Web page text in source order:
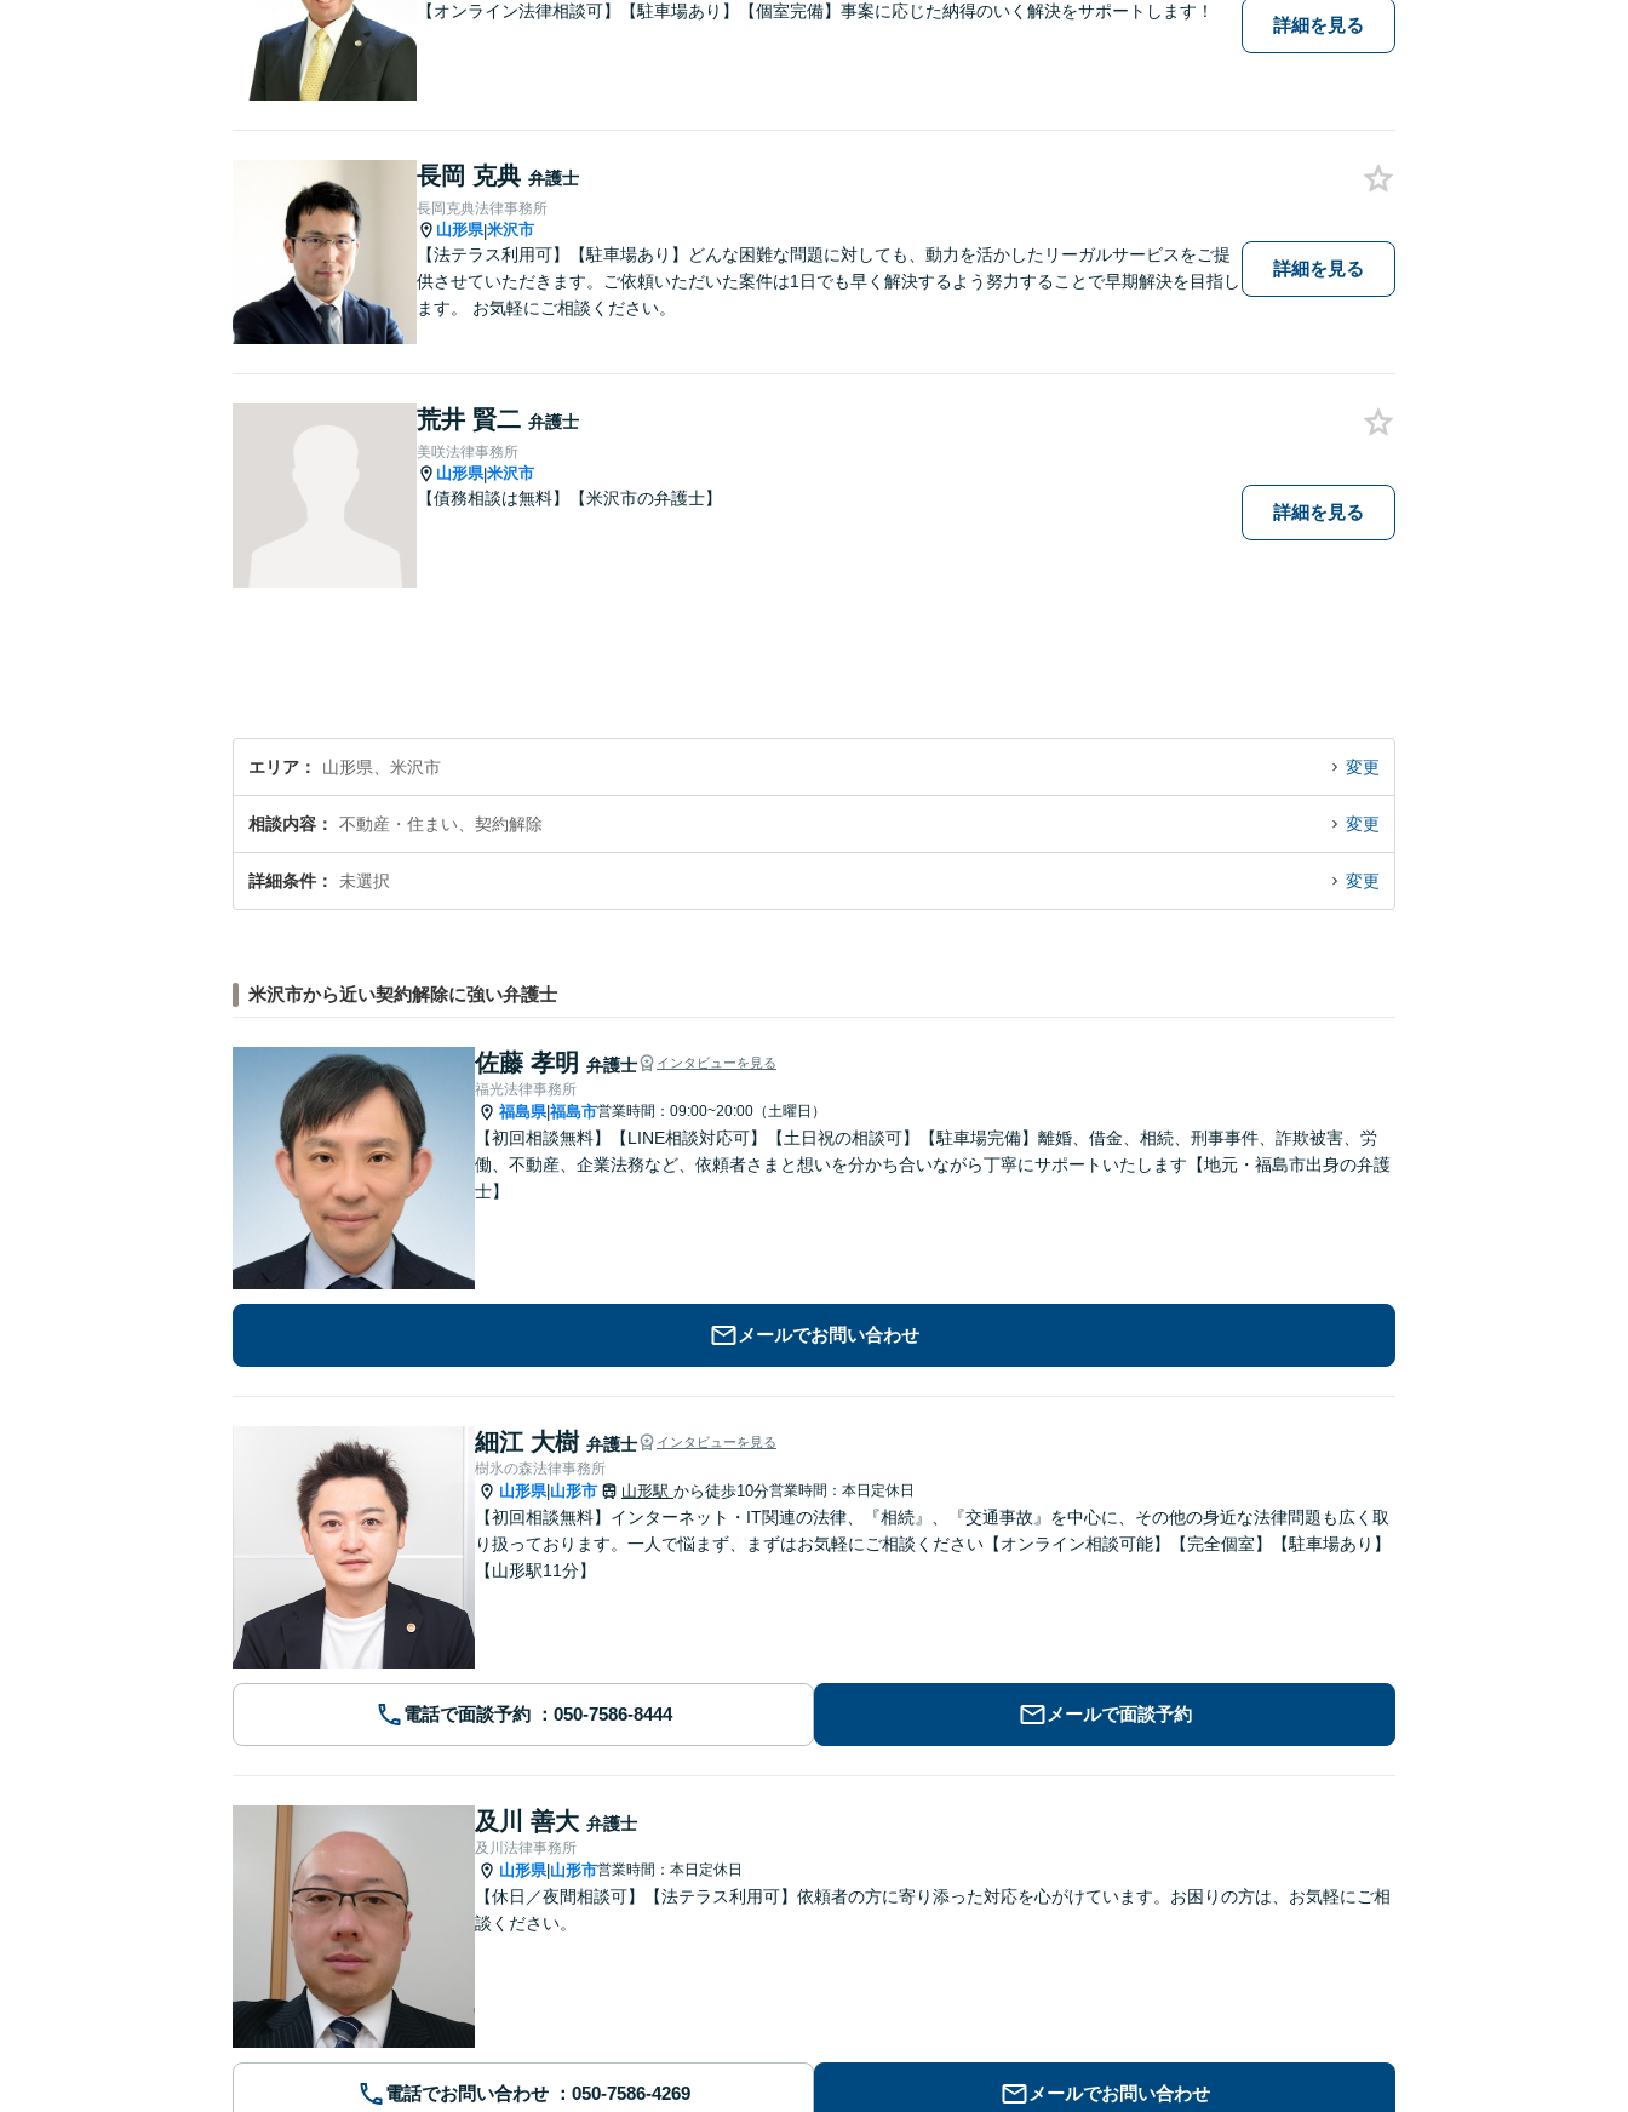
【オンライン法律相談可】【駐車場あり】【個室完備】事案に応じた納得のいく解決をサポートします！
詳細を見る
長岡 克典 弁護士
長岡克典法律事務所
山形県|米沢市
【法テラス利用可】【駐車場あり】どんな困難な問題に対しても、動力を活かしたリーガルサービスをご提
供させていただきます。ご依頼いただいた案件は1日でも早く解決するよう努力することで早期解決を目指し
ます。 お気軽にご相談ください。
詳細を見る
荒井 賢二 弁護士
美咲法律事務所
山形県|米沢市
【債務相談は無料】【米沢市の弁護士】
詳細を見る
エリア 山形県、米沢市 変更
相談内容 不動産・住まい、契約解除 変更
詳細条件 未選択 変更
米沢市から近い契約解除に強い弁護士
佐藤 孝明 弁護士 インタビューを見る
福光法律事務所
福島県|福島市営業時間：09:00~20:00（土曜日）
【初回相談無料】【LINE相談対応可】【土日祝の相談可】【駐車場完備】離婚、借金、相続、刑事事件、詐欺被害、労
働、不動産、企業法務など、依頼者さまと想いを分かち合いながら丁寧にサポートいたします【地元・福島市出身の弁護
士】
メールでお問い合わせ
細江 大樹 弁護士 インタビューを見る
樹氷の森法律事務所
山形県| 山形市 山形駅 から徒歩10分営業時間：本日定休日
【初回相談無料】インターネット・IT関連の法律、『相続』、『交通事故』を中心に、その他の身近な法律問題も広く取
り扱っております。一人で悩まず、まずはお気軽にご相談ください【オンライン相談可能】【完全個室】【駐車場あり】
【山形駅11分】
電話で面談予約 メールで面談予約
及川 善大 弁護士
及川法律事務所
山形県| 山形市営業時間：本日定休日
【休日／夜間相談可】【法テラス利用可】依頼者の方に寄り添った対応を心がけています。お困りの方は、お気軽にご相
談ください。
電話でお問い合わせ メールでお問い合わせ